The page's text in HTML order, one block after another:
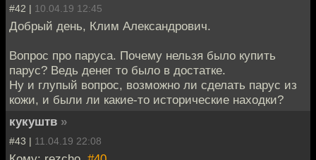
#42 | 10.04.19 12:45
Добрый день, Клим Александрович.
Вопрос про паруса. Почему нельзя было купить
парус? Ведь денег то было в достатке.
Ну и глупый вопрос, возможно ли сделать парус из
кожи, и были ли какие-то исторические находки?
кукуштв »
#43 | 11.04.19 22:08